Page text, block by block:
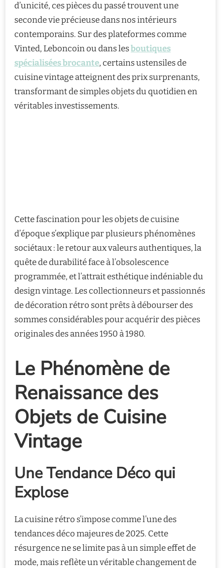
d’unicité, ces pièces du passé trouvent une
seconde vie précieuse dans nos intérieurs
contemporains. Sur des plateformes comme
Vinted, Leboncoin ou dans lesboutiques
spécialisées brocante, certains ustensiles de
cuisine vintage atteignent des prix surprenants,
transformant de simples objets du quotidien en
véritables investissements.
Cette fascination pour les objets de cuisine
d’époque s’explique par plusieurs phénomènes
sociétaux : le retour aux valeurs authentiques, la
quête de durabilité face à l’obsolescence
programmée, et l’attrait esthétique indéniable du
design vintage. Les collectionneurs et passionnés
de décoration rétro sont prêts à débourser des
sommes considérables pour acquérir des pièces
originales des années 1950 à 1980.
Le Phénomène de
Renaissance des
Objets de Cuisine
Vintage
Une Tendance Déco qui
Explose
La cuisine rétro s’impose comme l’une des
tendances déco majeures de 2025. Cette
résurgence ne se limite pas à un simple effet de
mode, mais reflète un véritable changement de